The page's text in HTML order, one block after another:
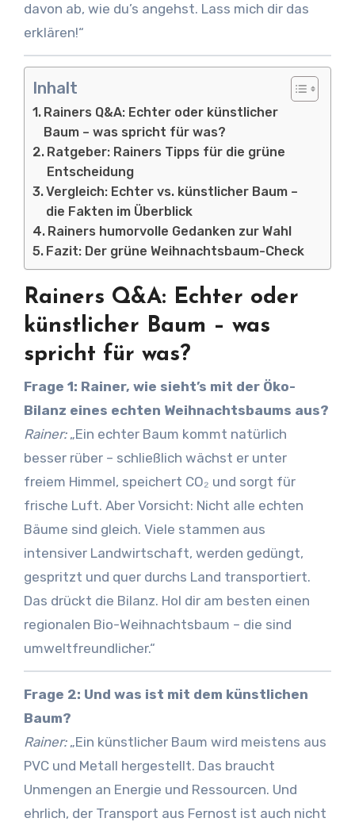
davon ab, wie du’s angehst. Lass mich dir das
erklären!“
Inhalt
Rainers Q&A: Echter oder künstlicher
Baum – was spricht für was?
Ratgeber: Rainers Tipps für die grüne
Entscheidung
Vergleich: Echter vs. künstlicher Baum –
die Fakten im Überblick
Rainers humorvolle Gedanken zur Wahl
Fazit: Der grüne Weihnachtsbaum-Check
Rainers Q&A: Echter oder
künstlicher Baum – was
spricht für was?
Frage 1: Rainer, wie sieht’s mit der Öko-
Bilanz eines echten Weihnachtsbaums aus?
Rainer:„Ein echter Baum kommt natürlich
besser rüber – schließlich wächst er unter
freiem Himmel, speichert CO₂ und sorgt für
frische Luft. Aber Vorsicht: Nicht alle echten
Bäume sind gleich. Viele stammen aus
intensiver Landwirtschaft, werden gedüngt,
gespritzt und quer durchs Land transportiert.
Das drückt die Bilanz. Hol dir am besten einen
regionalen Bio-Weihnachtsbaum – die sind
umweltfreundlicher.“
Frage 2: Und was ist mit dem künstlichen
Baum?
Rainer:„Ein künstlicher Baum wird meistens aus
PVC und Metall hergestellt. Das braucht
Unmengen an Energie und Ressourcen. Und
ehrlich, der Transport aus Fernost ist auch nicht